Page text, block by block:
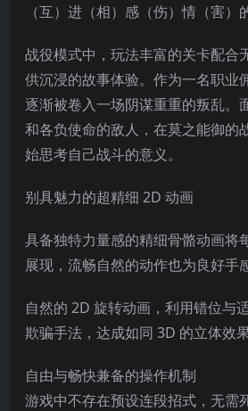
（互）进（相）感（伤）情（害）
战役模式中，玩法丰富的关卡配合
供沉浸的故事体验。作为一名职业
逐渐被卷入一场阴谋重重的叛乱。
和各负使命的敌人，在莫之能御的
始思考自己战斗的意义。
别具魅力的超精细 2D 动画
具备独特力量感的精细骨骼动画将
展现，流畅自然的动作也为良好手
自然的 2D 旋转动画，利用错位与
欺骗手法，达成如同 3D 的立体效果
自由与畅快兼备的操作机制
游戏中不存在预设连段招式，无需